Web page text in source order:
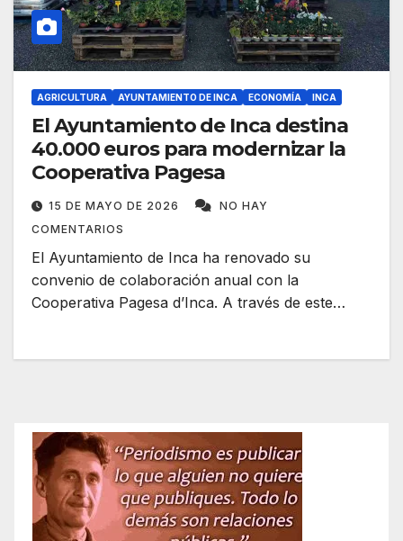
AGRICULTURA AYUNTAMIENTO DE INCA ECONOMÍA INCA
El Ayuntamiento de Inca destina
40.000 euros para modernizar la
Cooperativa Pagesa
15 DE MAYO DE 2026
NO HAY
COMENTARIOS
El Ayuntamiento de Inca ha renovado su
convenio de colaboración anual con la
Cooperativa Pagesa d’Inca. A través de este…